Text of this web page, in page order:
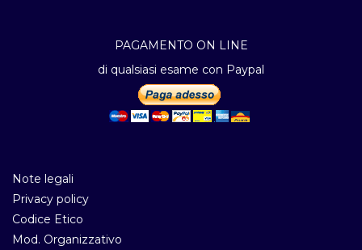
PAGAMENTO ON LINE
di qualsiasi esame con Paypal
Note legali
Privacy policy
Codice Etico
Mod. Organizzativo